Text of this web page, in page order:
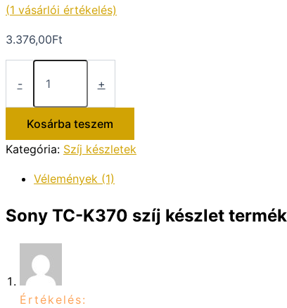
(1 vásárlói értékelés)
3.376,00Ft
-
szíj
készlet
+
Kosárba teszem
Kategória: Szíj készletek
Vélemények (1)
Sony TC-K370 szíj készlet
Értékelés: